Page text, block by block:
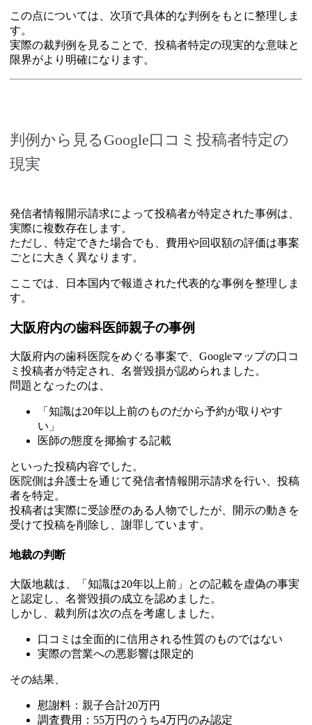
この点については、次項で具体的な判例をもとに整理しま
す。
実際の裁判例を見ることで、投稿者特定の現実的な意味と
限界がより明確になります。
判例から見るGoogle口コミ投稿者特定の
現実
発信者情報開示請求によって投稿者が特定された事例は、
実際に複数存在します。
ただし、特定できた場合でも、費用や回収額の評価は事案
ごとに大きく異なります。
ここでは、日本国内で報道された代表的な事例を整理しま
す。
大阪府内の歯科医師親子の事例
大阪府内の歯科医院をめぐる事案で、Googleマップの口コ
ミ投稿者が特定され、名誉毀損が認められました。
問題となったのは、
「知識は20年以上前のものだから予約が取りやす
い」
医師の態度を揶揄する記載
といった投稿内容でした。
医院側は弁護士を通じて発信者情報開示請求を行い、投稿
者を特定。
投稿者は実際に受診歴のある人物でしたが、開示の動きを
受けて投稿を削除し、謝罪しています。
地裁の判断
大阪地裁は、「知識は20年以上前」との記載を虚偽の事実
と認定し、名誉毀損の成立を認めました。
しかし、裁判所は次の点を考慮しました。
口コミは全面的に信用される性質のものではない
実際の営業への悪影響は限定的
その結果、
慰謝料：親子合計20万円
調査費用：55万円のうち4万円のみ認定